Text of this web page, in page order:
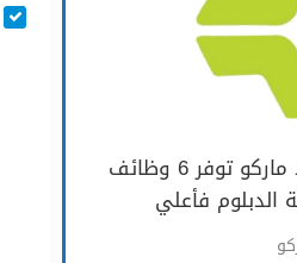
شركة محمد الراشد ماركو توفر 6 وظائف
الدبلوم فأعلي